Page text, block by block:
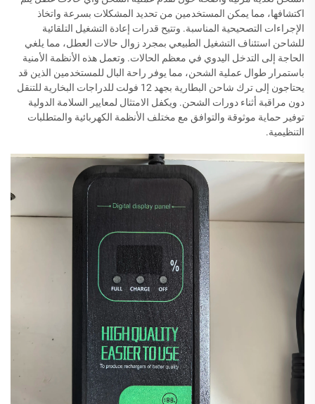
اكتشافها، مما يمكن المستخدمين من تحديد المشكلات بسرعة واتخاذ
الإجراءات التصحيحية المناسبة. وتتيح قدرات إعادة التشغيل التلقائية
للشاحن استئناف التشغيل الطبيعي بمجرد زوال حالات العطل، مما يلغي
الحاجة إلى التدخل اليدوي في معظم الحالات. وتعمل هذه الأنظمة الأمنية
باستمرار طوال عملية الشحن، مما يوفر راحة البال للمستخدمين الذين قد
يحتاجون إلى ترك شاحن البطارية بجهد 12 فولت للدراجات البخارية للتنقل
دون مراقبة أثناء دورات الشحن. ويكفل الامتثال لمعايير السلامة الدولية
توفير حماية موثوقة والتوافق مع مختلف الأنظمة الكهربائية والمتطلبات
التنظيمية.